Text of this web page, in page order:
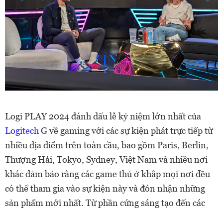
Logi PLAY 2024 đánh dấu lễ kỷ niệm lớn nhất của
LogitechG về gaming với các sự kiện phát trực tiếp từ
nhiều địa điểm trên toàn cầu, bao gồm Paris, Berlin,
Thượng Hải, Tokyo, Sydney, Việt Nam và nhiều nơi
khác đảm bảo rằng các game thủ ở khắp mọi nơi đều
có thể tham gia vào sự kiện này và đón nhận những
sản phẩm mới nhất. Từ phần cứng sáng tạo đến các